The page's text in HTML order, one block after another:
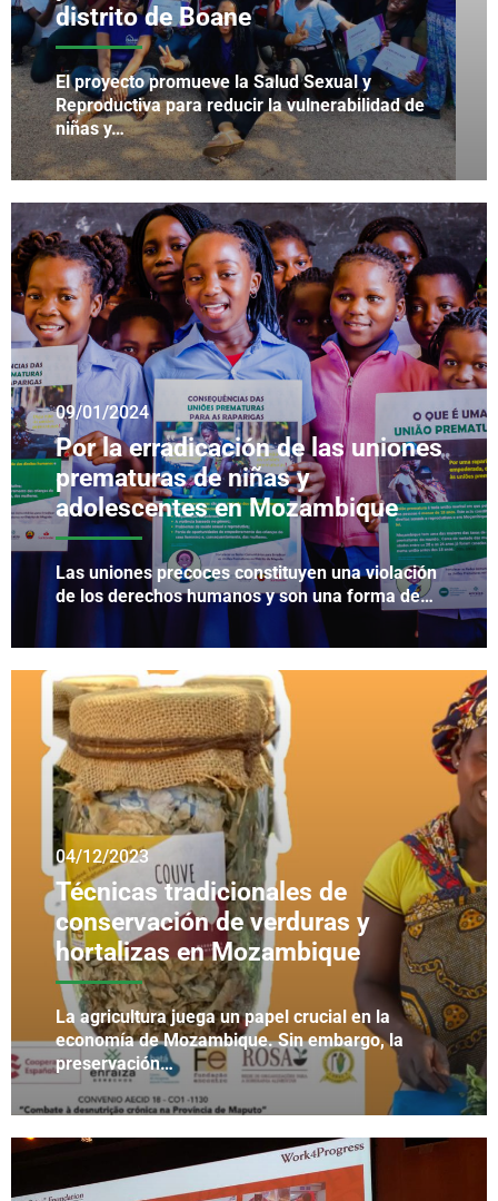
distrito de Boane
El proyecto promueve la Salud Sexual y
Reproductiva para reducir la vulnerabilidad de
niñas y…
09/01/2024
Por la erradicación de las uniones
prematuras de niñas y
adolescentes en Mozambique
Las uniones precoces constituyen una violación
de los derechos humanos y son una forma de…
04/12/2023
Técnicas tradicionales de
conservación de verduras y
hortalizas en Mozambique
La agricultura juega un papel crucial en la
economía de Mozambique. Sin embargo, la
preservación…